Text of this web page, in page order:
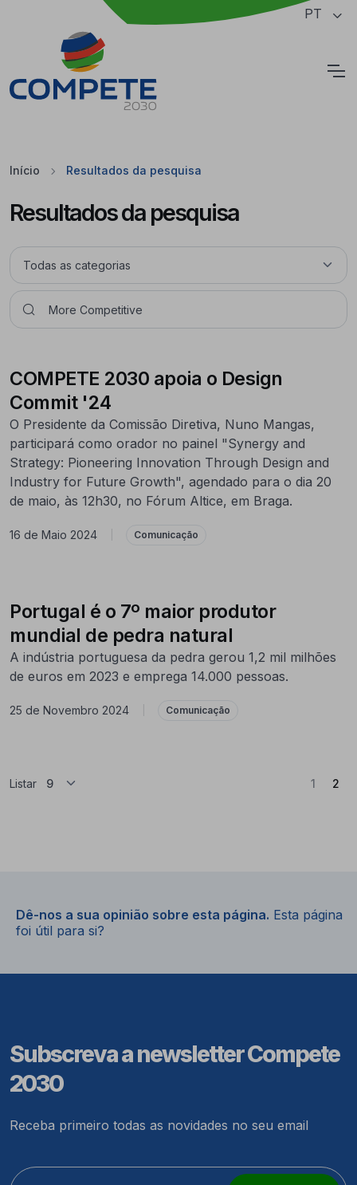
Saltar para o conteúdo principal da página PT
Início Resultados da pesquisa
Resultados da pesquisa
COMPETE 2030 apoia o Design
Commit '24
O Presidente da Comissão Diretiva, Nuno Mangas,
participará como orador no painel "Synergy and
Strategy: Pioneering Innovation Through Design and
Industry for Future Growth", agendado para o dia 20
de maio, às 12h30, no Fórum Altice, em Braga.
16 de Maio 2024 Comunicação
Portugal é o 7º maior produtor
mundial de pedra natural
A indústria portuguesa da pedra gerou 1,2 mil milhões
de euros em 2023 e emprega 14.000 pessoas.
25 de Novembro 2024 Comunicação
Listar 1 2
Dê-nos a sua opinião sobre esta página. Esta página
foi útil para si?
Subscreva a newsletter Compete
2030
Receba primeiro todas as novidades no seu email